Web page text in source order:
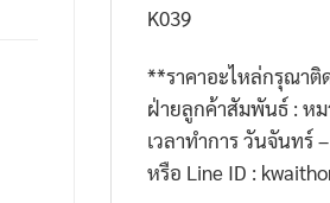
K039
**ราคาอะไหล่กรุณา
ฝ่ายลูกค้าสัมพันธ์ : หม
เวลาทำการ วันจันทร์ –
หรือ Line ID :